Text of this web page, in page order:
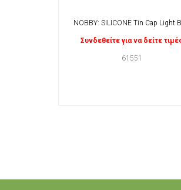
NOBBY: SILICONE Tin Cap Light
Συνδεθείτε για να δείτε
61551